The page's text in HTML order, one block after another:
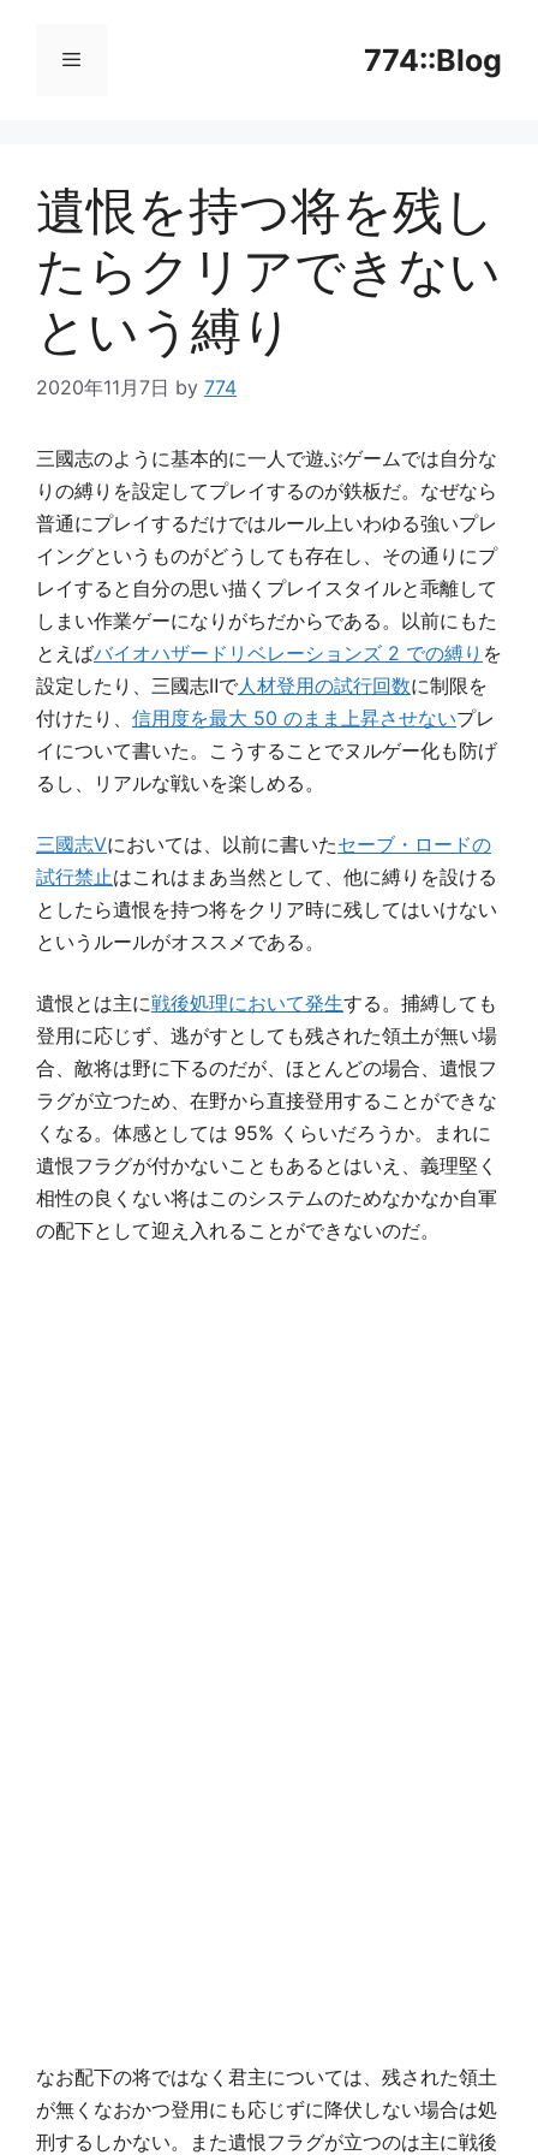
774::Blog
ニ
ュ
ー
遺恨を持つ将を残し
たらクリアできない
という縛り
2020年11月7日 by 774
三國志のように基本的に一人で遊ぶゲームでは自分な
りの縛りを設定してプレイするのが鉄板だ。なぜなら
普通にプレイするだけではルール上いわゆる強いプレ
イングというものがどうしても存在し、その通りにプ
レイすると自分の思い描くプレイスタイルと乖離して
しまい作業ゲーになりがちだからである。以前にもた
とえばバイオハザードリベレーションズ 2 での縛り を
設定したり、三國志Ⅱで人材登用の試行回数に制限を
付けたり、 信用度を最大 50 のまま上昇させないプレ
イについて書いた。こうすることでヌルゲー化も防げ
るし、リアルな戦いを楽しめる。
三國志Ⅴにおいては、以前に書いたセーブ・ロードの
試行禁止はこれはまあ当然として、他に縛りを設ける
としたら遺恨を持つ将をクリア時に残してはいけない
というルールがオススメである。
遺恨とは主に戦後処理において発生する。捕縛しても
登用に応じず、逃がすとしても残された領土が無い場
合、敵将は野に下るのだが、ほとんどの場合、遺恨フ
ラグが立つため、在野から直接登用することができな
くなる。体感としては 95% くらいだろうか。まれに
遺恨フラグが付かないこともあるとはいえ、義理堅く
相性の良くない将はこのシステムのためなかなか自軍
の配下として迎え入れることができないのだ。
なお配下の将ではなく君主については、残された領土
が無くなおかつ登用にも応じずに降伏しない場合は処
刑するしかない。また遺恨フラグが立つのは主に戦後